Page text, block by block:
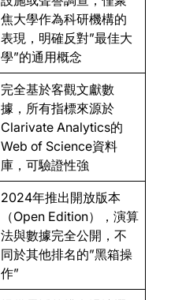
焦大學作為科研機構的
表現，明確反對”最佳大
學”的通用概念
完全基於客觀文獻數
據，所有指標來源於
Clarivate Analytics的
Web of Science資料
庫，可驗證性強
2024年推出開放版本
（Open Edition），演算
法與數據完全公開，不
同於其他排名的”黑箱操
作”